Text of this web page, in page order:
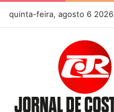
quinta-feira, agosto 6 2026